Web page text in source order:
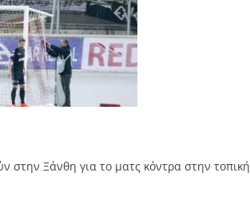
στην Ξάνθη για το ματς κόντρα στην τοπική